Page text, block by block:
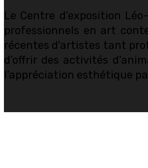
Le Centre d’exposition
professionnels en art
récentes d'artistes tant
d’offrir des activités
l’appréciation esthétique